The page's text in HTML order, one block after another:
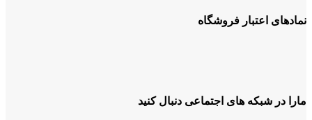
نمادهای اعتبار فروشگاه
مارا در شبکه های اجتماعی دنبال کنید